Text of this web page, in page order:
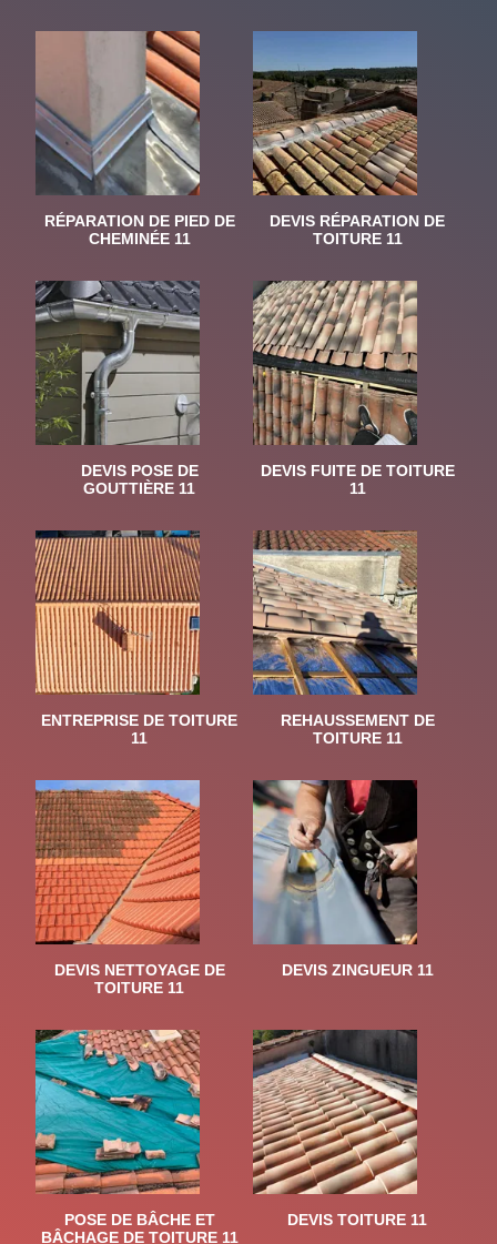
RÉPARATION DE PIED DE
CHEMINÉE 11
DEVIS RÉPARATION DE
TOITURE 11
DEVIS POSE DE
GOUTTIÈRE 11
DEVIS FUITE DE TOITURE
11
ENTREPRISE DE TOITURE
11
REHAUSSEMENT DE
TOITURE 11
DEVIS NETTOYAGE DE
TOITURE 11
DEVIS ZINGUEUR 11
POSE DE BÂCHE ET
BÂCHAGE DE TOITURE 11
DEVIS TOITURE 11